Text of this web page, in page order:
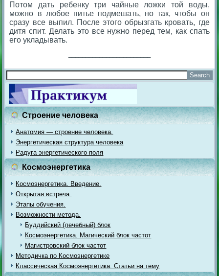
Потом дать ребенку три чайные ложки той воды,
можно в любое питье подмешать, но так, чтобы он
сразу все выпил. После этого обрызгать кровать, где
дитя спит. Делать это все нужно перед тем, как спать
его укладывать.
Строение человека
Анатомия — строение человека.
Энергетическая структура человека
Радуга энергетического поля
Космоэнергетика
Космоэнергетика. Введение.
Открытая встреча.
Этапы обучения.
Возможности метода.
Буддийский (лечебный) блок
Космоэнергетика. Магический блок частот
Магистровский блок частот
Методичка по Космоэнергетике
Классическая Космоэнергетика. Статьи на тему